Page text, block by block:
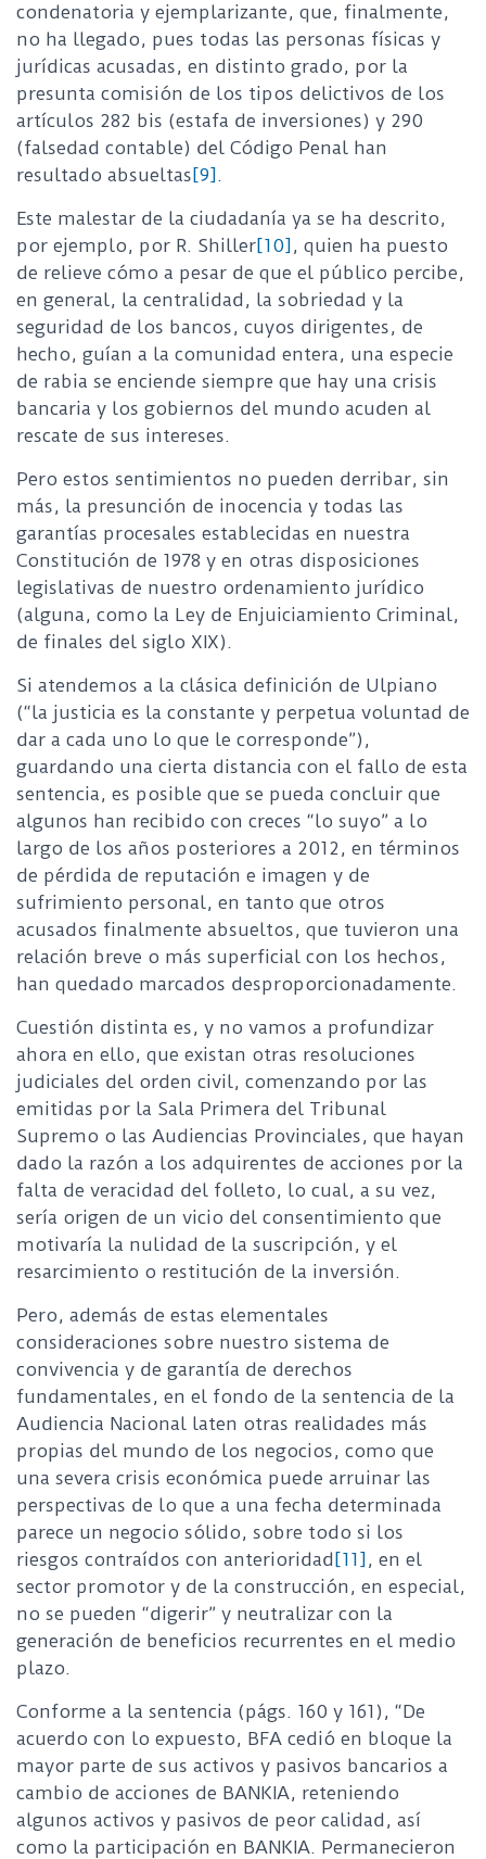
condenatoria y ejemplarizante, que, finalmente,
no ha llegado, pues todas las personas físicas y
jurídicas acusadas, en distinto grado, por la
presunta comisión de los tipos delictivos de los
artículos 282 bis (estafa de inversiones) y 290
(falsedad contable) del Código Penal han
resultado absueltas [9] .
Este malestar de la ciudadanía ya se ha descrito,
por ejemplo, por R. Shiller[10] , quien ha puesto
de relieve cómo a pesar de que el público percibe,
en general, la centralidad, la sobriedad y la
seguridad de los bancos, cuyos dirigentes, de
hecho, guían a la comunidad entera, una especie
de rabia se enciende siempre que hay una crisis
bancaria y los gobiernos del mundo acuden al
rescate de sus intereses.
Pero estos sentimientos no pueden derribar, sin
más, la presunción de inocencia y todas las
garantías procesales establecidas en nuestra
Constitución de 1978 y en otras disposiciones
legislativas de nuestro ordenamiento jurídico
(alguna, como la Ley de Enjuiciamiento Criminal,
de finales del siglo XIX).
Si atendemos a la clásica definición de Ulpiano
(“la justicia es la constante y perpetua voluntad de
dar a cada uno lo que le corresponde”),
guardando una cierta distancia con el fallo de esta
sentencia, es posible que se pueda concluir que
algunos han recibido con creces “lo suyo” a lo
largo de los años posteriores a 2012, en términos
de pérdida de reputación e imagen y de
sufrimiento personal, en tanto que otros
acusados finalmente absueltos, que tuvieron una
relación breve o más superficial con los hechos,
han quedado marcados desproporcionadamente.
Cuestión distinta es, y no vamos a profundizar
ahora en ello, que existan otras resoluciones
judiciales del orden civil, comenzando por las
emitidas por la Sala Primera del Tribunal
Supremo o las Audiencias Provinciales, que hayan
dado la razón a los adquirentes de acciones por la
falta de veracidad del folleto, lo cual, a su vez,
sería origen de un vicio del consentimiento que
motivaría la nulidad de la suscripción, y el
resarcimiento o restitución de la inversión.
Pero, además de estas elementales
consideraciones sobre nuestro sistema de
convivencia y de garantía de derechos
fundamentales, en el fondo de la sentencia de la
Audiencia Nacional laten otras realidades más
propias del mundo de los negocios, como que
una severa crisis económica puede arruinar las
perspectivas de lo que a una fecha determinada
parece un negocio sólido, sobre todo si los
riesgos contraídos con anterioridad [11] , en el
sector promotor y de la construcción, en especial,
no se pueden “digerir” y neutralizar con la
generación de beneficios recurrentes en el medio
plazo.
Conforme a la sentencia (págs. 160 y 161), “De
acuerdo con lo expuesto, BFA cedió en bloque la
mayor parte de sus activos y pasivos bancarios a
cambio de acciones de BANKIA, reteniendo
algunos activos y pasivos de peor calidad, así
como la participación en BANKIA. Permanecieron